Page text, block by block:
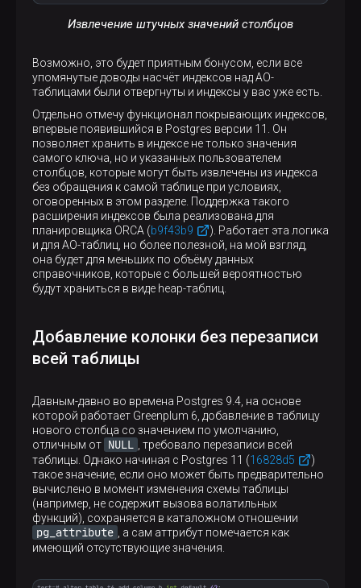
Извлечение штучных значений столбцов
Возможно, это будет приятным бонусом, если все
упомянутые доводы насчёт индексов над AO-
таблицами были отвергнуты и индексы у вас уже есть.
Отдельно отмечу функционал покрывающих индексов,
впервые появившийся в Postgres версии 11. Он
позволяет хранить в индексе не только значения
самого ключа, но и указанных пользователем
столбцов, которые могут быть извлечены из индекса
без обращения к самой таблице при условиях,
оговоренных в этом разделе. Поддержка такого
расширения индексов была реализована для
планировщика ORCA (b9f43b9
). Работает эта логика
и для AO-таблиц, но более полезной, на мой взгляд,
она будет для меньших по объёму данных
справочников, которые с большей вероятностью
будут храниться в виде heap-таблиц.
Добавление колонки без перезаписи
всей таблицы
Давным-давно во времена Postgres 9.4, на основе
которой работает Greenplum 6, добавление в таблицу
нового столбца со значением по умолчанию,
отличным от NULL
, требовало перезаписи всей
таблицы. Однако начиная с Postgres 11 (16828d5
)
такое значение, если оно может быть предварительно
вычислено в момент изменения схемы таблицы
(например, не содержит вызова волатильных
функций), сохраняется в каталожном отношении
pg_attribute
, а сам аттрибут помечается как
имеющий отсутствующие значения.